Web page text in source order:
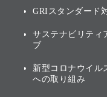
株主・投資家情報
ガバナンス
投資先のサステナ
GRIスタンダード
サステナビリティ
ブ
新型コロナウイル
への取り組み